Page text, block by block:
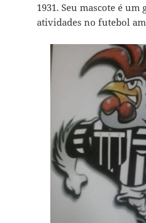
1931. Seu mascote é um
atividades no futebol